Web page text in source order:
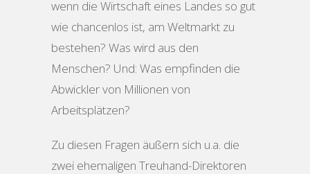
wenn die Wirtschaft eines Landes so gut
wie chancenlos ist, am Weltmarkt zu
bestehen? Was wird aus den
Menschen? Und: Was empfinden die
Abwickler von Millionen von
Arbeitsplätzen?
Zu diesen Fragen äußern sich u.a. die
zwei ehemaligen Treuhand-Direktoren